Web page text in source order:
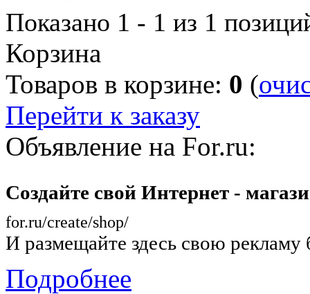
Показано 1 - 1 из 1
Корзина
Товаров в корзине: 0 (
Перейти к заказу
Объявление на For.ru:
Создайте свой Интернет -
for.ru/create/shop/
И размещайте здесь свою рекламу
Подробнее